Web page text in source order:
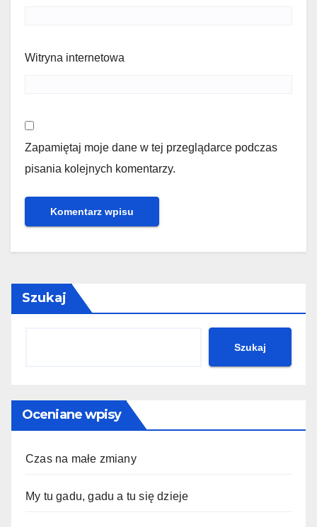
Witryna internetowa
Zapamiętaj moje dane w tej przeglądarce podczas
pisania kolejnych komentarzy.
Szukaj
Szukaj
Oceniane wpisy
Czas na małe zmiany
My tu gadu, gadu a tu się dzieje